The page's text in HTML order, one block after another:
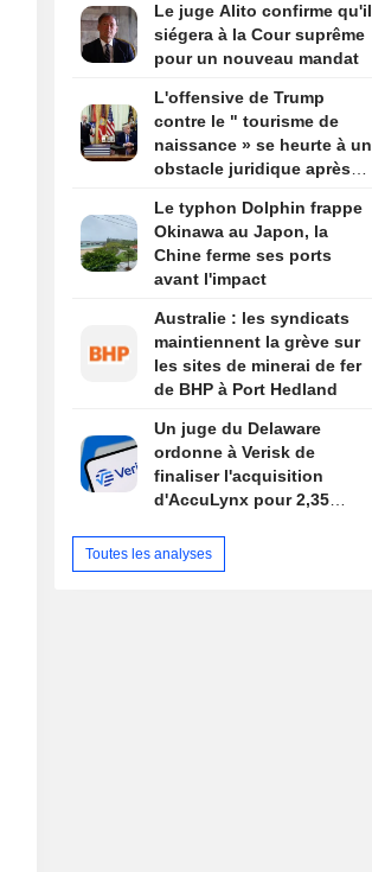
Le juge Alito confirme qu'il
siégera à la Cour suprême
pour un nouveau mandat
L'offensive de Trump
contre le " tourisme de
naissance » se heurte à un
obstacle juridique après
suprême
Le typhon Dolphin frappe
Okinawa au Japon, la
Chine ferme ses ports
avant l'impact
Australie : les syndicats
maintiennent la grève sur
les sites de minerai de fer
de BHP à Port Hedland
Un juge du Delaware
ordonne à Verisk de
finaliser l'acquisition
d'AccuLynx pour 2,35
Toutes les analyses